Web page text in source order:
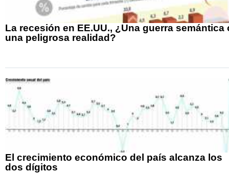
La recesión en EE.UU., ¿Una guerra semántica
una peligrosa realidad?
El crecimiento económico del país alcanza los
dos dígitos